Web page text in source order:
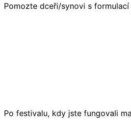
Pomozte dceři/synovi s
Po festivalu, kdy jste fungovali